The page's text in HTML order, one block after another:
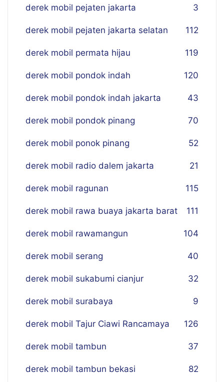
derek mobil pejaten jakarta 3
derek mobil pejaten jakarta selatan 112
derek mobil permata hijau 119
derek mobil pondok indah 120
derek mobil pondok indah jakarta 43
derek mobil pondok pinang 70
derek mobil ponok pinang 52
derek mobil radio dalem jakarta 21
derek mobil ragunan 115
derek mobil rawa buaya jakarta barat 111
derek mobil rawamangun 104
derek mobil serang 40
derek mobil sukabumi cianjur 32
derek mobil surabaya 9
derek mobil Tajur Ciawi Rancamaya 126
derek mobil tambun 37
derek mobil tambun bekasi 82